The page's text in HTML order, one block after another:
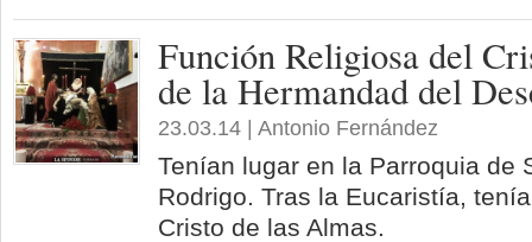
Función Religiosa del
de la Hermandad del
23.03.14 | Antonio Fernández
Tenían lugar en la Parroquia de
Rodrigo. Tras la Eucaristía,
Cristo de las Almas.